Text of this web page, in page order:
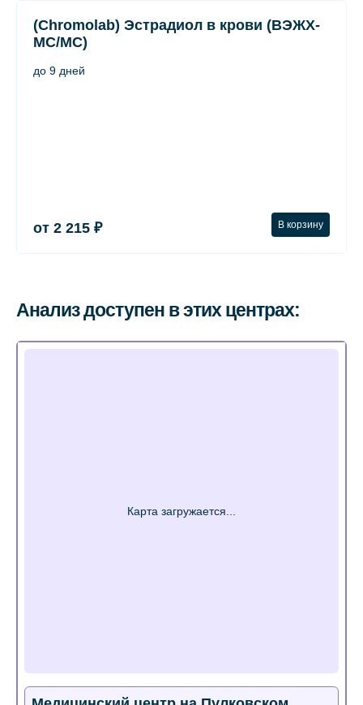
(Chromolab) Эстрадиол в крови (ВЭЖХ-
МС/МС)
до 9 дней
от 2 215 ₽ В корзину
Анализ доступен в этих центрах: